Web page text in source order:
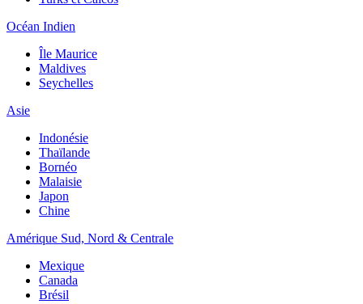
Océan Indien
Île Maurice
Maldives
Seychelles
Asie
Indonésie
Thaïlande
Bornéo
Malaisie
Japon
Chine
Amérique Sud, Nord & Centrale
Mexique
Canada
Brésil